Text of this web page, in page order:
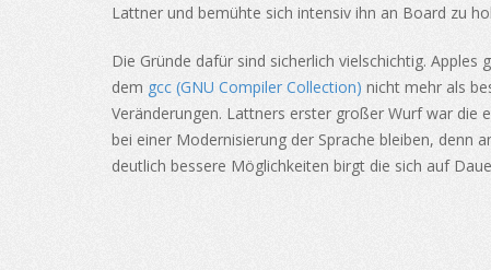
Lattner und bemühte sich intensiv ihn an Board zu
Die Gründe dafür sind sicherlich vielschichtig.
dem gcc (GNU Compiler Collection) nicht mehr als
Veränderungen. Lattners erster großer Wurf war die
bei einer Modernisierung der Sprache bleiben, denn
deutlich bessere Möglichkeiten birgt die sich auf